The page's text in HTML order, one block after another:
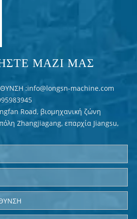
ΜΑΖΙ ΜΑΣ
:info@longsn-machine.com
Road, βιομηχανική ζώνη
Zhangjiagang, επαρχία Jiangsu,